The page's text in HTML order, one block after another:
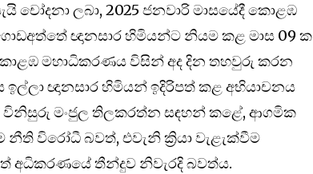
චෝදනා ලබා, 2025 ජනවාරි මාසයේදී කොළඹ
ඥානසාර හිමියන්ට නියම කළ මාස 09 ක
මහාධිකරණය විසින් අද දින තහවුරු කරන
ඥානසාර හිමියන් ඉදිරිපත් කළ අභියාචනය
මංජුල තිලකරත්න සඳහන් කළේ, ආගමික
නීති විරෝධී බවත්, එවැනි ක්‍රියා වැළැක්වීම
අධිකරණයේ තීන්දුව නිවැරදි බවත්ය.